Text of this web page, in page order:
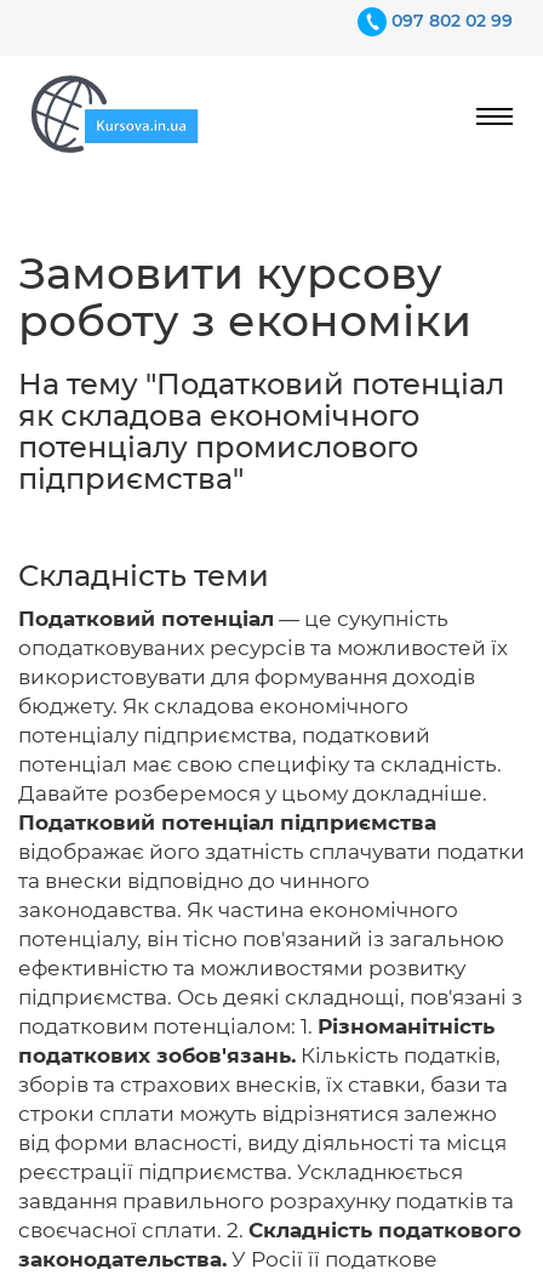
097 802 02 99
Замовити курсову
роботу з економіки
На тему "Податковий потенціал
як складова економічного
потенціалу промислового
підприємства"
Складність теми
Податковий потенціал — це сукупність
оподатковуваних ресурсів та можливостей їх
використовувати для формування доходів
бюджету. Як складова економічного
потенціалу підприємства, податковий
потенціал має свою специфіку та складність.
Давайте розберемося у цьому докладніше.
Податковий потенціал підприємства
відображає його здатність сплачувати податки
та внески відповідно до чинного
законодавства. Як частина економічного
потенціалу, він тісно пов'язаний із загальною
ефективністю та можливостями розвитку
підприємства. Ось деякі складнощі, пов'язані з
податковим потенціалом: 1. Різноманітність
податкових зобов'язань. Кількість податків,
зборів та страхових внесків, їх ставки, бази та
строки сплати можуть відрізнятися залежно
від форми власності, виду діяльності та місця
реєстрації підприємства. Ускладнюється
завдання правильного розрахунку податків та
своєчасної сплати. 2. Складність податкового
законодательства. У Росії її податкове
Гарантії
Відгуки
Контакти
Головна
Авторам
Умови
Вхiд